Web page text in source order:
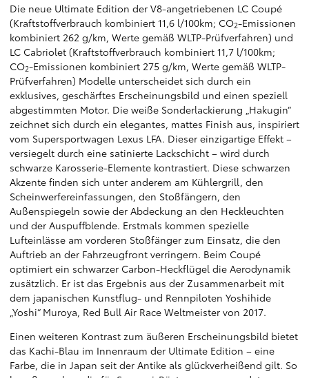
Die neue Ultimate Edition der V8-angetriebenen LC Coupé
(Kraftstoffverbrauch kombiniert 11,6 l/100km; CO2-Emissionen
kombiniert 262 g/km, Werte gemäß WLTP-Prüfverfahren) und
LC Cabriolet (Kraftstoffverbrauch kombiniert 11,7 l/100km;
CO2-Emissionen kombiniert 275 g/km, Werte gemäß WLTP-
Prüfverfahren) Modelle unterscheidet sich durch ein
exklusives, geschärftes Erscheinungsbild und einen speziell
abgestimmten Motor. Die weiße Sonderlackierung „Hakugin“
zeichnet sich durch ein elegantes, mattes Finish aus, inspiriert
vom Supersportwagen Lexus LFA. Dieser einzigartige Effekt –
versiegelt durch eine satinierte Lackschicht – wird durch
schwarze Karosserie-Elemente kontrastiert. Diese schwarzen
Akzente finden sich unter anderem am Kühlergrill, den
Scheinwerfereinfassungen, den Stoßfängern, den
Außenspiegeln sowie der Abdeckung an den Heckleuchten
und der Auspuffblende. Erstmals kommen spezielle
Lufteinlässe am vorderen Stoßfänger zum Einsatz, die den
Auftrieb an der Fahrzeugfront verringern. Beim Coupé
optimiert ein schwarzer Carbon-Heckflügel die Aerodynamik
zusätzlich. Er ist das Ergebnis aus der Zusammenarbeit mit
dem japanischen Kunstflug- und Rennpiloten Yoshihide
„Yoshi“ Muroya, Red Bull Air Race Weltmeister von 2017.
Einen weiteren Kontrast zum äußeren Erscheinungsbild bietet
das Kachi-Blau im Innenraum der Ultimate Edition – eine
Farbe, die in Japan seit der Antike als glückverheißend gilt. So